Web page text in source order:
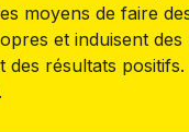
moyens de faire
et induisent des
des résultats positifs.
.